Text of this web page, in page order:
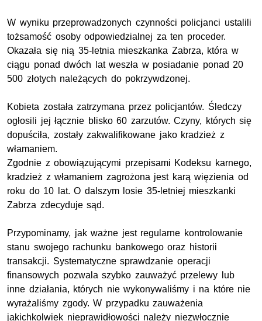
W wyniku przeprowadzonych czynności policjanci ustalili
tożsamość osoby odpowiedzialnej za ten proceder.
Okazała się nią 35-letnia mieszkanka Zabrza, która w
ciągu ponad dwóch lat weszła w posiadanie ponad 20
500 złotych należących do pokrzywdzonej.
Kobieta została zatrzymana przez policjantów. Śledczy
ogłosili jej łącznie blisko 60 zarzutów. Czyny, których się
dopuściła, zostały zakwalifikowane jako kradzież z
włamaniem.
Zgodnie z obowiązującymi przepisami Kodeksu karnego,
kradzież z włamaniem zagrożona jest karą więzienia od
roku do 10 lat. O dalszym losie 35-letniej mieszkanki
Zabrza zdecyduje sąd.
Przypominamy, jak ważne jest regularne kontrolowanie
stanu swojego rachunku bankowego oraz historii
transakcji. Systematyczne sprawdzanie operacji
finansowych pozwala szybko zauważyć przelewy lub
inne działania, których nie wykonywaliśmy i na które nie
wyrażaliśmy zgody. W przypadku zauważenia
jakichkolwiek nieprawidłowości należy niezwłocznie